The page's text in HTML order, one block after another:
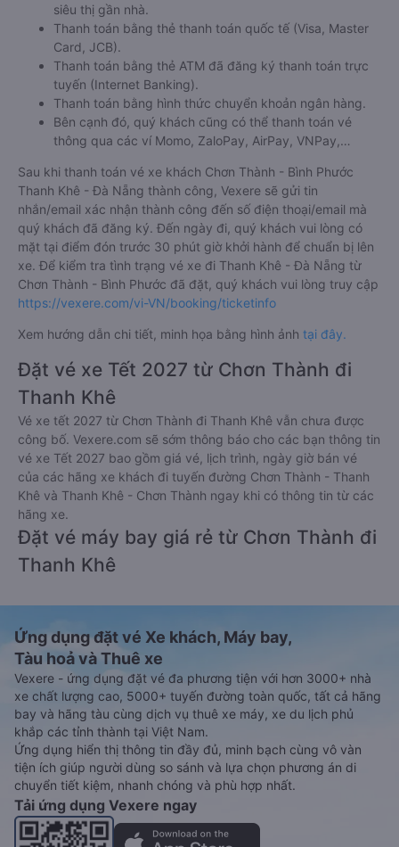
siêu thị gần nhà.
Thanh toán bằng thẻ thanh toán quốc tế (Visa, Master
Card, JCB).
Thanh toán bằng thẻ ATM đã đăng ký thanh toán trực
tuyến (Internet Banking).
Thanh toán bằng hình thức chuyển khoản ngân hàng.
Bên cạnh đó, quý khách cũng có thể thanh toán vé
thông qua các ví Momo, ZaloPay, AirPay, VNPay,…
Sau khi thanh toán vé xe khách Chơn Thành - Bình Phước
Thanh Khê - Đà Nẵng thành công, Vexere sẽ gửi tin
nhắn/email xác nhận thành công đến số điện thoại/email mà
quý khách đã đăng ký. Đến ngày đi, quý khách vui lòng có
mặt tại điểm đón trước 30 phút giờ khởi hành để chuẩn bị lên
xe. Để kiểm tra tình trạng vé xe đi Thanh Khê - Đà Nẵng từ
Chơn Thành - Bình Phước đã đặt, quý khách vui lòng truy cập
https://vexere.com/vi-VN/booking/ticketinfo
Xem hướng dẫn chi tiết, minh họa bằng hình ảnh tại đây.
Đặt vé xe Tết 2027 từ Chơn Thành đi
Thanh Khê
Vé xe tết 2027 từ Chơn Thành đi Thanh Khê vẫn chưa được
công bố. Vexere.com sẽ sớm thông báo cho các bạn thông tin
vé xe Tết 2027 bao gồm giá vé, lịch trình, ngày giờ bán vé
của các hãng xe khách đi tuyến đường Chơn Thành - Thanh
Khê và Thanh Khê - Chơn Thành ngay khi có thông tin từ các
hãng xe.
Đặt vé máy bay giá rẻ từ Chơn Thành đi
Thanh Khê
Ứng dụng đặt vé Xe khách, Máy bay,
Tàu hoả và Thuê xe
Vexere - ứng dụng đặt vé đa phương tiện với hơn 3000+ nhà
xe chất lượng cao, 5000+ tuyến đường toàn quốc, tất cả hãng
bay và hãng tàu cùng dịch vụ thuê xe máy, xe du lịch phủ
khắp các tỉnh thành tại Việt Nam.
Ứng dụng hiển thị thông tin đầy đủ, minh bạch cùng vô vàn
tiện ích giúp người dùng so sánh và lựa chọn phương án di
chuyển tiết kiệm, nhanh chóng và phù hợp nhất.
Tải ứng dụng Vexere ngay